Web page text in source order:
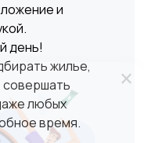
и
день!
жилье,
совершать
любых
время.
×